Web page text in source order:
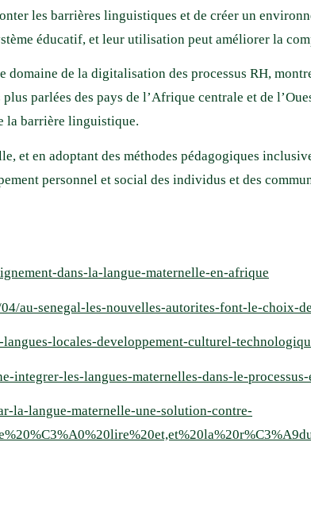
les barrières linguistiques et de créer un
éducatif, et leur utilisation peut améliorer la
domaine de la digitalisation des processus RH,
parlées des pays de l’Afrique centrale et de
la barrière linguistique.
et en adoptant des méthodes pédagogiques
personnel et social des individus et des
dans-la-langue-maternelle-en-afrique
au-senegal-les-nouvelles-autorites-font-le-choix-
locales-developpement-culturel-
integrer-les-langues-maternelles-dans-le-
la-langue-maternelle-une-solution-contre-